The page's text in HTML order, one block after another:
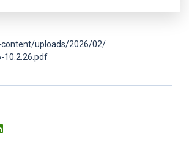
uploads/2026/02/
10.2.26.pdf